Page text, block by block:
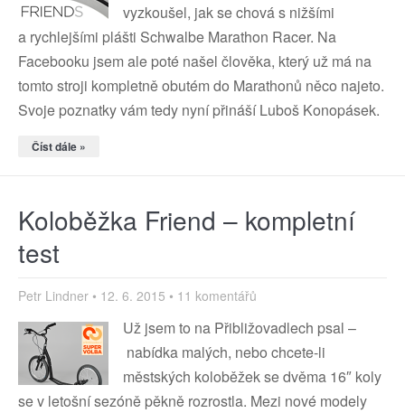
vyzkoušel, jak se chová s nižšími
a rychlejšími plášti Schwalbe Marathon Racer. Na
Facebooku jsem ale poté našel člověka, který už má na
tomto stroji kompletně obutém do Marathonů něco najeto.
Svoje poznatky vám tedy nyní přináší Luboš Konopásek.
Číst dále »
Koloběžka Friend – kompletní
test
Petr Lindner 12. 6. 2015 11 komentářů
Už jsem to na Přibližovadlech psal –
nabídka malých, nebo chcete-li
městských koloběžek se dvěma 16″ koly
se v letošní sezóně pěkně rozrostla. Mezi nové modely